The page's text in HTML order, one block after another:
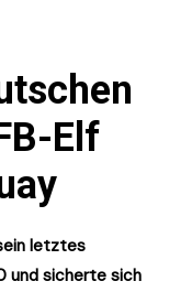
Elf
letztes
und sicherte sich